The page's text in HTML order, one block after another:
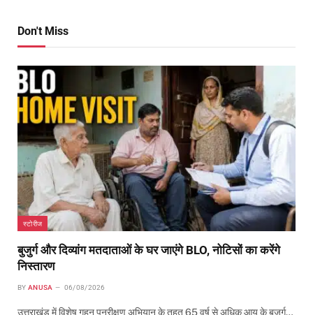
Don't Miss
स्टोरीज
बुजुर्ग और दिव्यांग मतदाताओं के घर जाएंगे BLO, नोटिसों का करेंगे
निस्तारण
BY ANUSA 06/08/2026
उत्तराखंड में विशेष गहन पुनरीक्षण अभियान के तहत 65 वर्ष से अधिक आयु के बुजुर्ग…